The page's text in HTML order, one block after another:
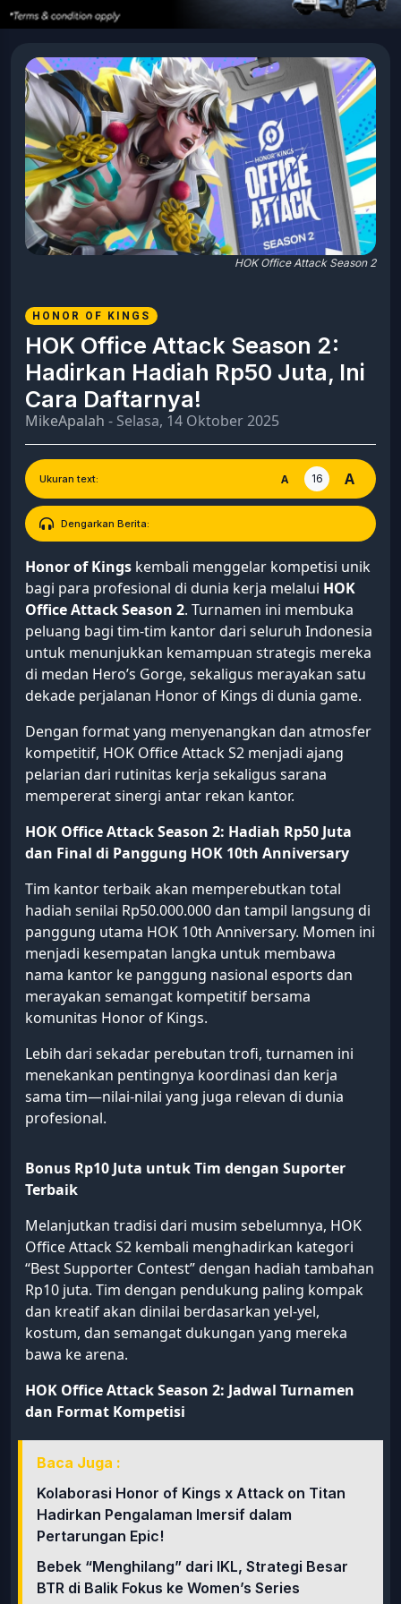
HOK Office Attack Season 2
HONOR OF KINGS
HOK Office Attack Season 2:
Hadirkan Hadiah Rp50 Juta, Ini
Cara Daftarnya!
MikeApalah - Selasa, 14 Oktober 2025
Ukuran text: A 16 A
Dengarkan Berita:
Honor of Kings kembali menggelar kompetisi unik
bagi para profesional di dunia kerja melalui HOK
Office Attack Season 2. Turnamen ini membuka
peluang bagi tim-tim kantor dari seluruh Indonesia
untuk menunjukkan kemampuan strategis mereka
di medan Hero’s Gorge, sekaligus merayakan satu
dekade perjalanan Honor of Kings di dunia game.
Dengan format yang menyenangkan dan atmosfer
kompetitif, HOK Office Attack S2 menjadi ajang
pelarian dari rutinitas kerja sekaligus sarana
mempererat sinergi antar rekan kantor.
HOK Office Attack Season 2: Hadiah Rp50 Juta
dan Final di Panggung HOK 10th Anniversary
Tim kantor terbaik akan memperebutkan total
hadiah senilai Rp50.000.000 dan tampil langsung di
panggung utama HOK 10th Anniversary. Momen ini
menjadi kesempatan langka untuk membawa
nama kantor ke panggung nasional esports dan
merayakan semangat kompetitif bersama
komunitas Honor of Kings.
Lebih dari sekadar perebutan trofi, turnamen ini
menekankan pentingnya koordinasi dan kerja
sama tim—nilai-nilai yang juga relevan di dunia
profesional.
Bonus Rp10 Juta untuk Tim dengan Suporter
Terbaik
Melanjutkan tradisi dari musim sebelumnya, HOK
Office Attack S2 kembali menghadirkan kategori
“Best Supporter Contest” dengan hadiah tambahan
Rp10 juta. Tim dengan pendukung paling kompak
dan kreatif akan dinilai berdasarkan yel-yel,
kostum, dan semangat dukungan yang mereka
bawa ke arena.
HOK Office Attack Season 2: Jadwal Turnamen
dan Format Kompetisi
Baca Juga :
Kolaborasi Honor of Kings x Attack on Titan
Hadirkan Pengalaman Imersif dalam
Pertarungan Epic!
Bebek “Menghilang” dari IKL, Strategi Besar
BTR di Balik Fokus ke Women’s Series